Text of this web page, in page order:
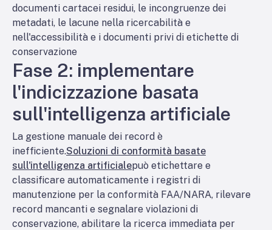
documenti cartacei residui, le incongruenze dei
metadati, le lacune nella ricercabilità e
nell'accessibilità e i documenti privi di etichette di
conservazione
Fase 2: implementare
l'indicizzazione basata
sull'intelligenza artificiale
La gestione manuale dei record è
inefficiente.Soluzioni di conformità basate
sull'intelligenza artificialepuò etichettare e
classificare automaticamente i registri di
manutenzione per la conformità FAA/NARA, rilevare
record mancanti e segnalare violazioni di
conservazione, abilitare la ricerca immediata per